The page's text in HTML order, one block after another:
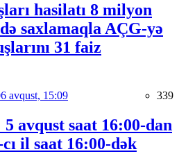
hasilatı 8 milyon
saxlamaqla AÇG-yə
31 faiz
avqust, 15:09 339
avqust saat 16:00-dan
il saat 16:00-dək